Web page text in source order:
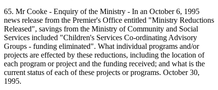
65. Mr Cooke - Enquiry of the Ministry - In an October 6, 1995
news release from the Premier's Office entitled "Ministry Reductions
Released", savings from the Ministry of Community and Social
Services included "Children's Services Co-ordinating Advisory
Groups - funding eliminated". What individual programs and/or
projects are effected by these reductions, including the location of
each program or project and the funding received; and what is the
current status of each of these projects or programs. October 30,
1995.